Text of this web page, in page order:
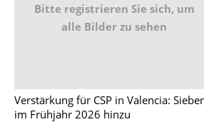
Bitte registrieren Sie sich, um
alle Bilder zu sehen
Verstärkung für CSP in Valencia:
im Frühjahr 2026 hinzu